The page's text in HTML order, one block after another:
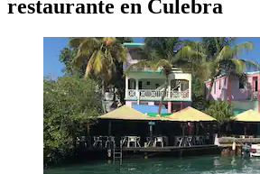
restaurante en Culebra